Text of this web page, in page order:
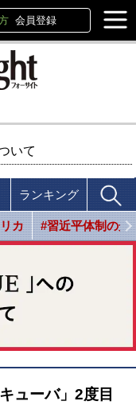
会員登録
いて
ランキング
カ #習近平体制の光
ューバ」2度目